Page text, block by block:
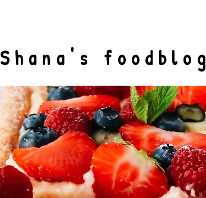
Shana's foodblog